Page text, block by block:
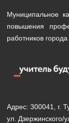
Муниципальное
повышения
работников
Адрес: 300041, г.
ул. Дзержинского/